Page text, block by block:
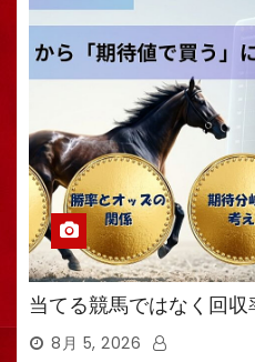
当てる競馬ではなく回
8月 5, 2026